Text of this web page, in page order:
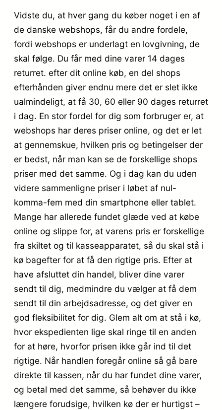
Vidste du, at hver gang du køber noget i en af
de danske webshops, får du andre fordele,
fordi webshops er underlagt en lovgivning, de
skal følge. Du får med dine varer 14 dages
returret. efter dit online køb, en del shops
efterhånden giver endnu mere det er slet ikke
ualmindeligt, at få 30, 60 eller 90 dages returret
i dag. En stor fordel for dig som forbruger er, at
webshops har deres priser online, og det er let
at gennemskue, hvilken pris og betingelser der
er bedst, når man kan se de forskellige shops
priser med det samme. Og i dag kan du uden
videre sammenligne priser i løbet af nul-
komma-fem med din smartphone eller tablet.
Mange har allerede fundet glæde ved at købe
online og slippe for, at varens pris er forskellige
fra skiltet og til kasseapparatet, så du skal stå i
kø bagefter for at få den rigtige pris. Efter at
have afsluttet din handel, bliver dine varer
sendt til dig, medmindre du vælger at få dem
sendt til din arbejdsadresse, og det giver en
god fleksibilitet for dig. Glem alt om at stå i kø,
hvor ekspedienten lige skal ringe til en anden
for at høre, hvorfor prisen ikke går ind til det
rigtige. Når handlen foregår online så gå bare
direkte til kassen, når du har fundet dine varer,
og betal med det samme, så behøver du ikke
længere forudsige, hvilken kø der er hurtigst –